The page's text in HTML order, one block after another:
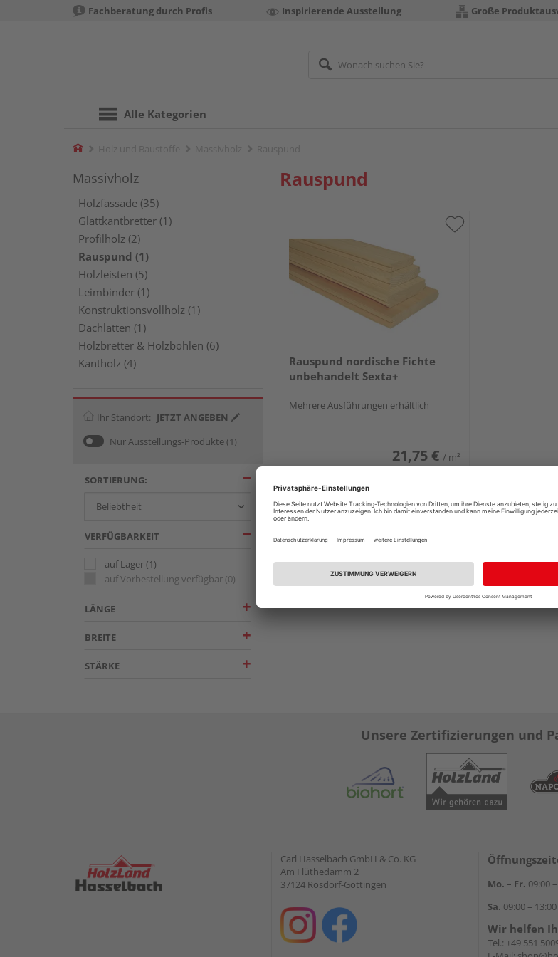
Fachberatung durch Profis Inspirierende Ausstellung Große
Alle Kategorien
Home
Massivholz
Holzfassade (35)
Glattkantbretter (1)
Profilholz (2)
Rauspund (1)
Holzleisten (5)
Leimbinder (1)
Konstruktionsvollholz (1)
Dachlatten (1)
Holzbretter & Holzbohlen (6)
Kantholz (4)
Ihr Standort: JETZT ANGEBEN
Nur Ausstellungs-Produkte (1)
SORTIERUNG:
VERFÜGBARKEIT
auf Lager(1)
auf Vorbestellung verfügbar (0)
LÄNGE
BREITE
STÄRKE
Rauspund
Rauspund nordische Fichte
unbehandelt Sexta+
Mehrere Ausführungen erhältlich
21,75 € / m²
Unsere Zertifizierungen und
Carl Hasselbach GmbH & Co. KG
Am Flüthedamm 2
37124 Rosdorf-Göttingen
Mo. – Fr. 09:00
Sa. 09:00 – 13:00
Wir helfen
Tel.: +49 551